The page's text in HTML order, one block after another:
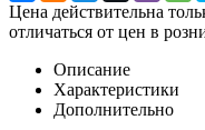
Цена действительна
отличаться от цен в
Описание
Характеристики
Дополнительно